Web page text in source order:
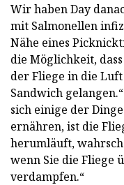
Wir haben Day
mit Salmonellen
Nähe eines
die Möglichkeit,
der Fliege in die
Sandwich
sich einige der
ernähren, ist die
herumläuft,
wenn Sie die Fliege
verdampfen.“